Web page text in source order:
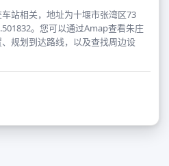
站相关，地址为十堰市张湾区73
。您可以通过Amap查看朱庄
规划到达路线，以及查找周边设